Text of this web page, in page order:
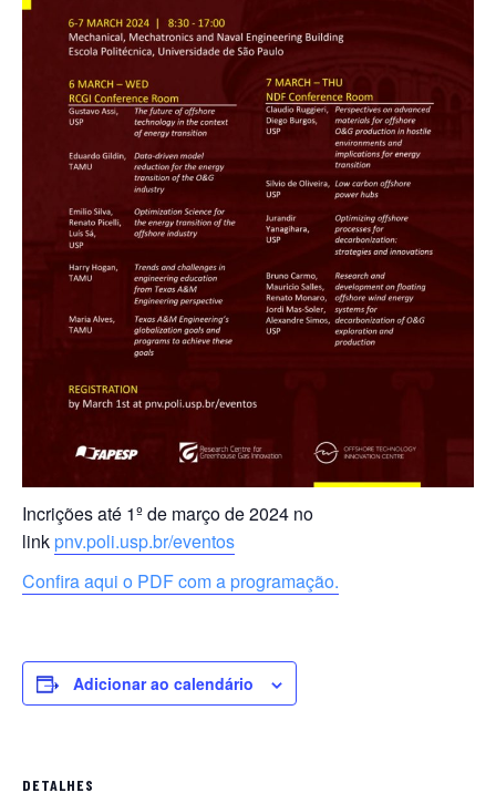
Incrições até 1º de março de 2024 no
linkpnv.poli.usp.br/eventos
Confira aqui o PDF com a programação.
Adicionar ao calendário
DETALHES